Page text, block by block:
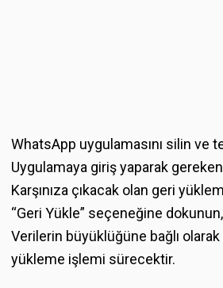
WhatsApp uygulamasını silin ve
Uygulamaya giriş yaparak
Karşınıza çıkacak olan geri
“Geri Yükle” seçeneğine dokunun,
Verilerin büyüklüğüne bağlı
yükleme işlemi sürecektir.